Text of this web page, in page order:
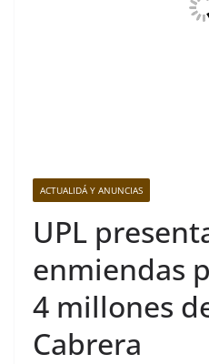
ACTUALIDÁ Y ANUNCIAS
UPL
enmiendas
4 millones
Cabrera